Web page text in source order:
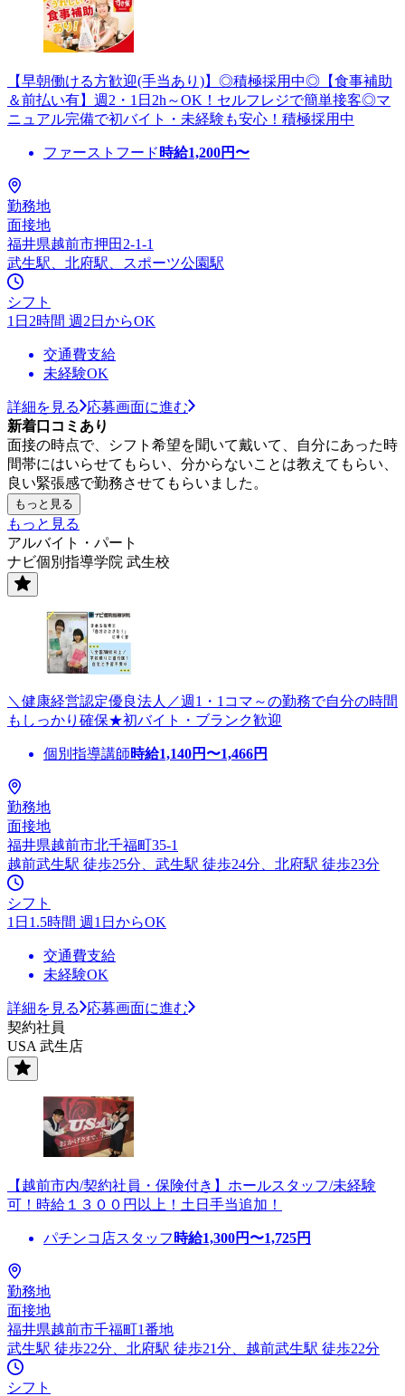
【早朝働ける方歓迎(手当あり)】◎積極採用中◎【食事補助
＆前払い有】週2・1日2h～OK！セルフレジで簡単接客◎マ
ニュアル完備で初バイト・未経験も安心！積極採用中
ファーストフード 時給1,200円〜
勤務地
面接地
福井県越前市押田2-1-1
武生駅、北府駅、スポーツ公園駅
シフト
1日2時間 週2日からOK
交通費支給
未経験OK
詳細を見る
応募画面に進む
新着口コミあり
面接の時点で、シフト希望を聞いて戴いて、自分にあった時
間帯にはいらせてもらい、分からないことは教えてもらい、
良い緊張感で勤務させてもらいました。
もっと見る
もっと見る
アルバイト・パート
ナビ個別指導学院 武生校
＼健康経営認定優良法人／週1・1コマ～の勤務で自分の時間
もしっかり確保★初バイト・ブランク歓迎
個別指導講師時給1,140円〜1,466円
勤務地
面接地
福井県越前市北千福町35-1
越前武生駅 徒歩25分、武生駅 徒歩24分、北府駅 徒歩23分
シフト
1日1.5時間 週1日からOK
交通費支給
未経験OK
詳細を見る
応募画面に進む
契約社員
USA 武生店
【越前市内/契約社員・保険付き】ホールスタッフ/未経験
可！時給１３００円以上！土日手当追加！
パチンコ店スタッフ 時給1,300円〜1,725円
勤務地
面接地
福井県越前市千福町1番地
武生駅 徒歩22分、北府駅 徒歩21分、越前武生駅 徒歩22分
シフト